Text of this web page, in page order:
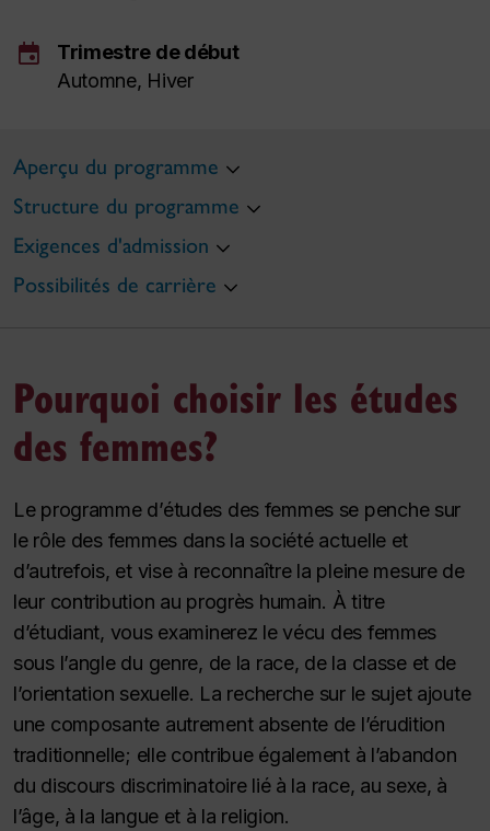
event
Trimestre de début
Automne, Hiver
Aperçu du programme
Structure du programme
Exigences d'admission
Possibilités de carrière
Pourquoi choisir les études
des femmes?
Le programme d’études des femmes se penche sur
le rôle des femmes dans la société actuelle et
d’autrefois, et vise à reconnaître la pleine mesure de
leur contribution au progrès humain. À titre
d’étudiant, vous examinerez le vécu des femmes
sous l’angle du genre, de la race, de la classe et de
l’orientation sexuelle. La recherche sur le sujet ajoute
une composante autrement absente de l’érudition
traditionnelle; elle contribue également à l’abandon
du discours discriminatoire lié à la race, au sexe, à
l’âge, à la langue et à la religion.